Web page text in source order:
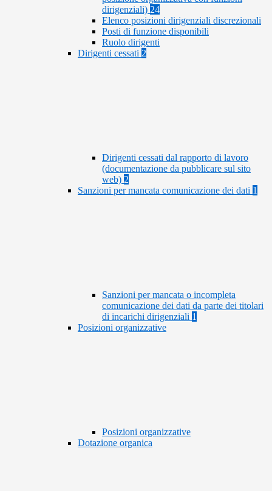
dirigenziali) 24
Elenco posizioni dirigenziali discrezionali
Posti di funzione disponibili
Ruolo dirigenti
Dirigenti cessati 2
Dirigenti cessati dal rapporto di lavoro
(documentazione da pubblicare sul sito
web) 2
Sanzioni per mancata comunicazione dei dati 1
Sanzioni per mancata o incompleta
comunicazione dei dati da parte dei titolari
di incarichi dirigenziali 1
Posizioni organizzative
Posizioni organizzative
Dotazione organica